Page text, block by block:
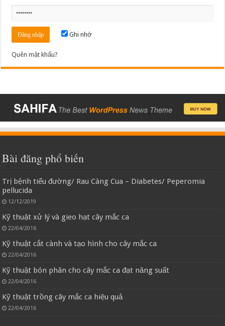
Ghi nhớ
Quên mật khẩu?
Bài đăng phổ biến
Trị bệnh tiểu đường/ Rau Càng Cua – Diabetes/ Peperomia
pellucida
12/12/2019
Kỹ thuật xử lý và gieo hạt cây mắc ca
22/04/2016
Kỹ thuật cắt cành và tạo hình cho cây mắc ca
22/04/2016
Kỹ thuật bón phân cho cây mắc ca đạt năng suất
22/04/2016
Kỹ thuật trồng cây mắc ca hiệu quả
22/04/2016